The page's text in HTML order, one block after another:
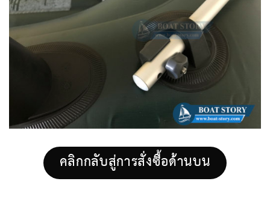
คลิกกลับสู่การสั่งซื้อด้านบน